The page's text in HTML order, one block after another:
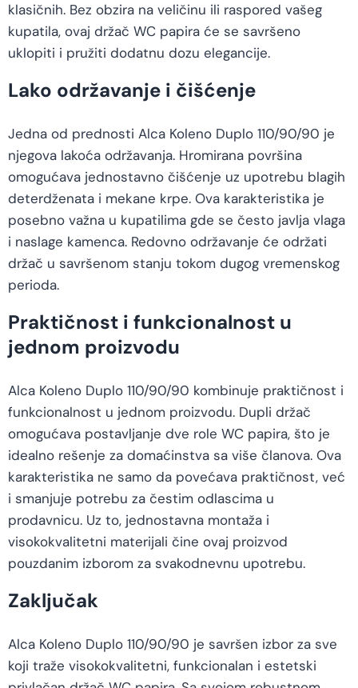
klasičnih. Bez obzira na veličinu ili raspored vašeg
kupatila, ovaj držač WC papira će se savršeno
uklopiti i pružiti dodatnu dozu elegancije.
Lako održavanje i čišćenje
Jedna od prednosti Alca Koleno Duplo 110/90/90 je
njegova lakoća održavanja. Hromirana površina
omogućava jednostavno čišćenje uz upotrebu blagih
deterdženata i mekane krpe. Ova karakteristika je
posebno važna u kupatilima gde se često javlja vlaga
i naslage kamenca. Redovno održavanje će održati
držač u savršenom stanju tokom dugog vremenskog
perioda.
Praktičnost i funkcionalnost u
jednom proizvodu
Alca Koleno Duplo 110/90/90 kombinuje praktičnost i
funkcionalnost u jednom proizvodu. Dupli držač
omogućava postavljanje dve role WC papira, što je
idealno rešenje za domaćinstva sa više članova. Ova
karakteristika ne samo da povećava praktičnost, već
i smanjuje potrebu za čestim odlascima u
prodavnicu. Uz to, jednostavna montaža i
visokokvalitetni materijali čine ovaj proizvod
pouzdanim izborom za svakodnevnu upotrebu.
Zaključak
Alca Koleno Duplo 110/90/90 je savršen izbor za sve
koji traže visokokvalitetni, funkcionalan i estetski